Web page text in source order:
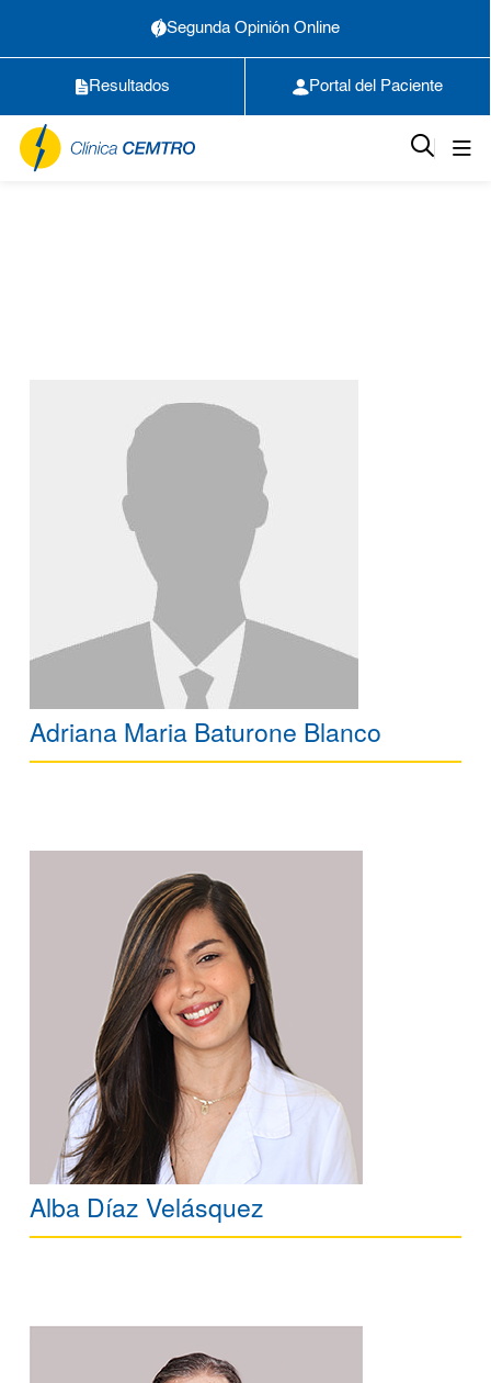
Segunda Opinión Online
Resultados Portal del Paciente
Adriana Maria Baturone Blanco
Alba Díaz Velásquez